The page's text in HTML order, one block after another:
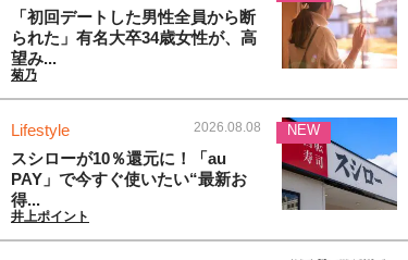
「初回デートした男性全員から断
られた」有名大卒34歳女性が、高
望み...
菊乃
Lifestyle 2026.08.08
スシローが10％還元に！「au
PAY」で今すぐ使いたい“最新お
得...
井上ポイント
NEW